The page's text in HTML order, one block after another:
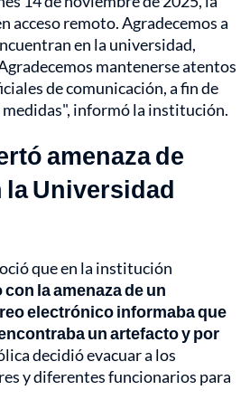
acceso remoto. Agradecemos a
en la universidad,
mantenerse atentos
de comunicación, a fin de
medidas", informó la institución.
amenaza de
Universidad
que en la institución
la amenaza de un
electrónico informaba que
un artefacto y por
decidió evacuar a los
y diferentes funcionarios para